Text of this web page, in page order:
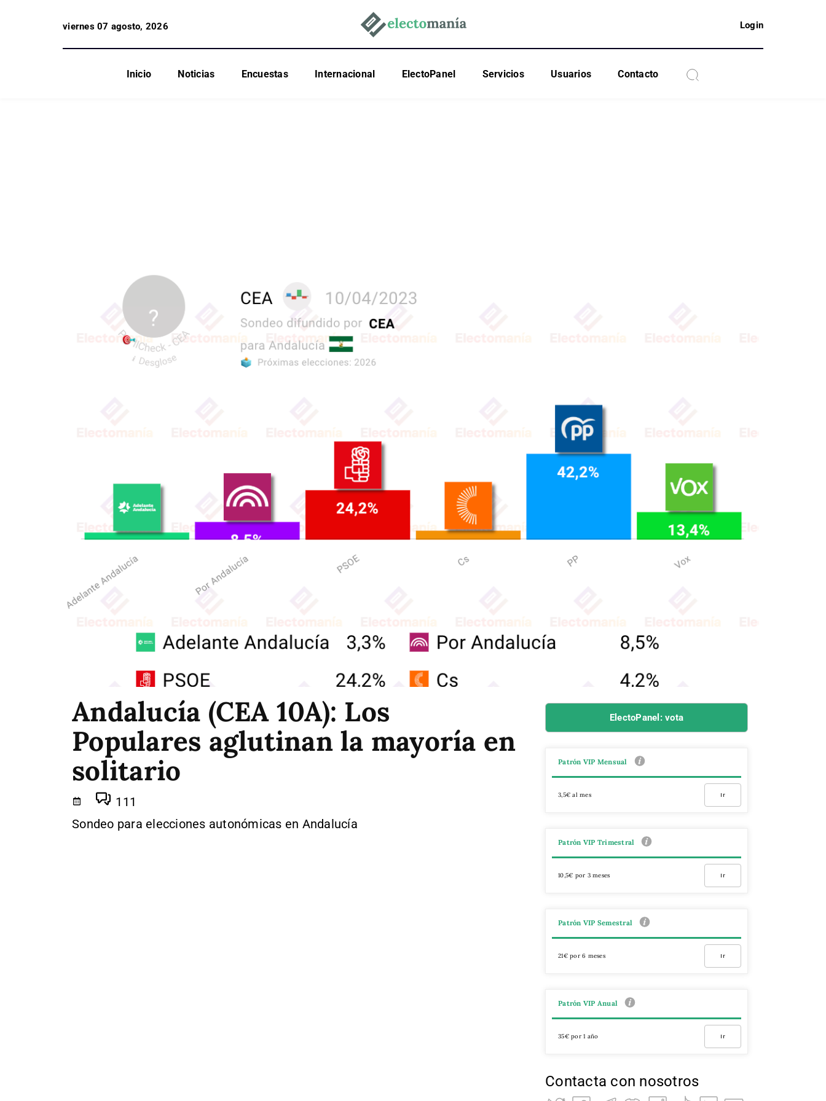
viernes 07 agosto, 2026 Login
Inicio Noticias Encuestas Internacional ElectoPanel Servicios Usuarios Contacto
Andalucía (CEA 10A): Los
Populares aglutinan la mayoría en
solitario
111
Sondeo para elecciones autonómicas en Andalucía
ElectoPanel: vota
Patrón VIP Mensual
3,5€ al mes Ir
Patrón VIP Trimestral
10,5€ por 3 meses Ir
Patrón VIP Semestral
21€ por 6 meses Ir
Patrón VIP Anual
35€ por 1 año Ir
Contacta con nosotros